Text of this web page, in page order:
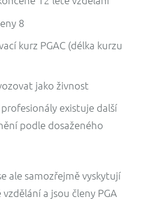
8
kurz PGAC (délka kurzu
jako živnost
existuje další
podle dosaženého
ale samozřejmě vyskytují
a jsou členy PGA